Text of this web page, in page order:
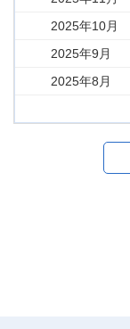
2025年10月
2025年9月
2025年8月